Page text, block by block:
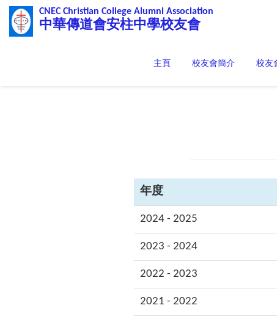
CNEC Christian College Alumni Association
中華傳道會安柱中學校友會
主頁 校友會簡介 校友
年度
2024 - 2025
2023 - 2024
2022 - 2023
2021 - 2022